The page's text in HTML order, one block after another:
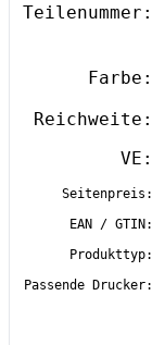
Teilenummer:
Farbe:
Reichweite:
VE:
Seitenpreis:
EAN / GTIN:
Produkttyp:
Passende Drucker: